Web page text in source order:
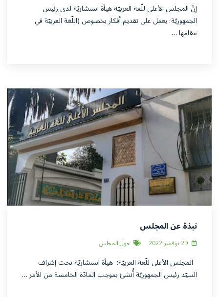
إنّ المجلس الأعلى للّغة العربيّة هيأة استشاريّة لدى رئيس
الجمهوريّة؛ يعمل على تقديم أفكار بخصوص (اللّغة العربيّة في
مقامها …
نبذة عن المجلس
حول المجلس
المجلس الأعلى للّغة العربيّة: هيأة استشاريّة تحت إشراف
السيّد رئيس الجمهوريّة أُنشئ بموجب المادّة الخامسة من الأمر …